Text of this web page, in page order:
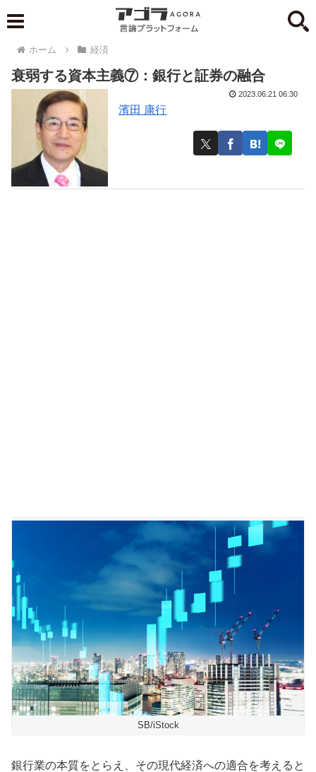
ホーム 経済
衰弱する資本主義⑦：銀行と証券の融合
濱田 康行
2023.06.21 06:30
SB/iStock
銀行業の本質をとらえ、その現代経済への適合を考えると